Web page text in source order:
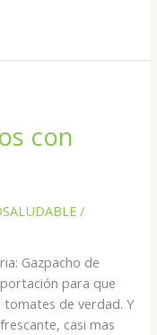
con
/
Gazpacho de
para que
tomates de verdad. Y
casi mas